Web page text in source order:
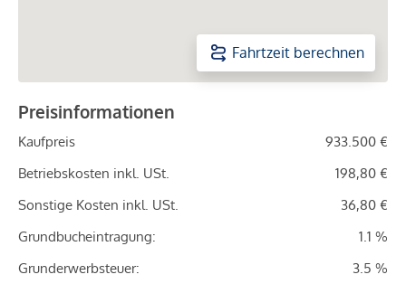
Fahrtzeit berechnen
Preisinformationen
Kaufpreis
933.500 €
Betriebskosten inkl. USt.
198,80 €
Sonstige Kosten inkl. USt.
36,80 €
Grundbucheintragung:
1.1 %
Grunderwerbsteuer:
3.5 %